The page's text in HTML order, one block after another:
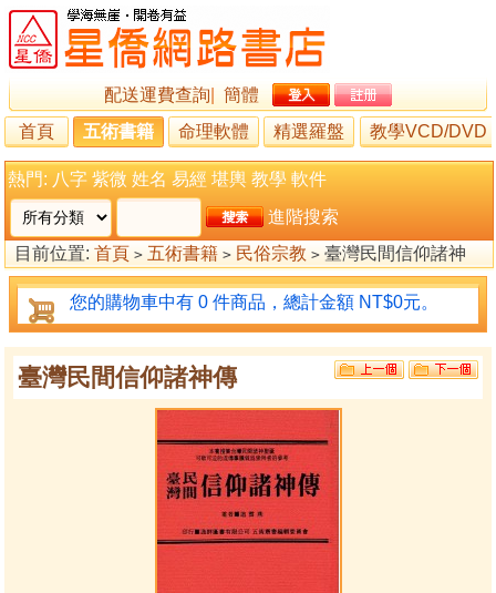
配送運費查詢
簡體
首頁
五術書籍 命理軟體 精選羅盤 教學VCD/DVD
熱門: 八字 紫微 姓名 易經 堪輿 教學 軟件
進階搜索
目前位置: 首頁 > 五術書籍 > 民俗宗教 > 臺灣民間信仰諸神
傳
您的購物車中有 0 件商品，總計金額 NT$0元。
臺灣民間信仰諸神傳